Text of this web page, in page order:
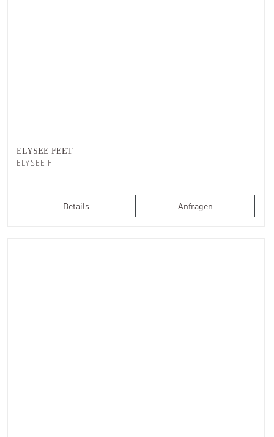
ELYSEE FEET
ELYSEE.F
Details Anfragen